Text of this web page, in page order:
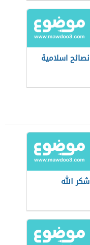
نصائح اسلامية
شكر الله